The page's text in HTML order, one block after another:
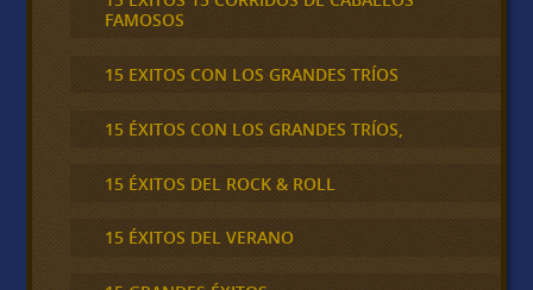
FAMOSOS
15 EXITOS CON LOS GRANDES TRÍOS
15 ÉXITOS CON LOS GRANDES TRÍOS,
15 ÉXITOS DEL ROCK & ROLL
15 ÉXITOS DEL VERANO